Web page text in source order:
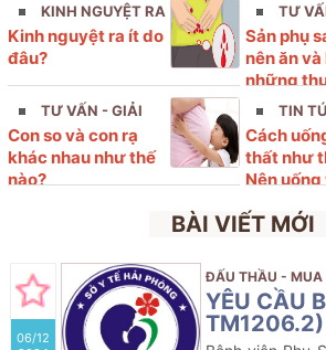
KINH NGUYỆT RA
ÍT
Kinh nguyệt ra ít do
đâu?
TƯ
ĐÁP
Sản phụ
nên ăn
những
nào?
TƯ VẤN - GIẢI
ĐÁP
Con so và con rạ
khác nhau như thế
nào?
TIN
Cách
thất như
Nên
BÀI VIẾT MỚI
06/12
ĐẤU THẦU - MUA
YÊU CẦU
TM1206.2)